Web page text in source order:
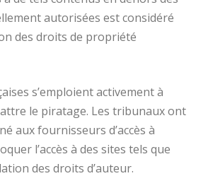
autorisées est considéré
des droits de propriété
s’emploient activement à
le piratage. Les tribunaux ont
aux fournisseurs d’accès à
l’accès à des sites tels que
des droits d’auteur.